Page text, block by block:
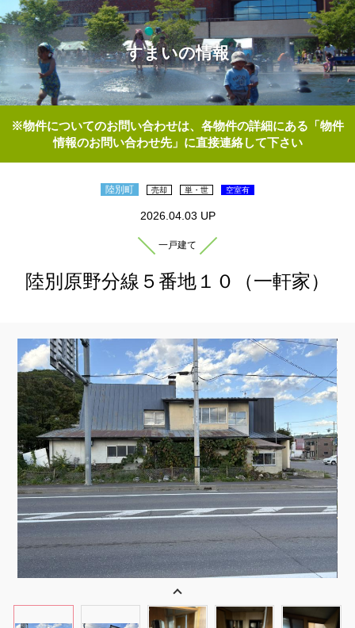
すまいの情報
※物件についてのお問い合わせは、各物件の詳細にある「物件
情報のお問い合わせ先」に直接連絡して下さい
陸別町 売却 単・世 空室有
2026.04.03 UP
一戸建て
陸別原野分線５番地１０（一軒家）